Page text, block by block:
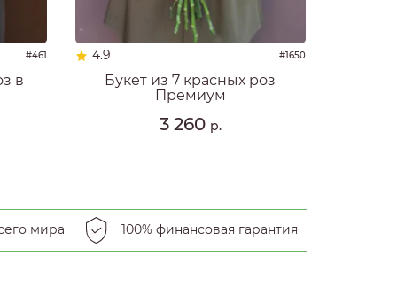
#461
в
4.9 #1650
Букет из 7 красных роз
Премиум
3 260 р.
мира 100% финансовая гарантия